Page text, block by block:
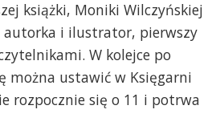
książki, Moniki Wilczyńskiej
autorka i ilustrator, pierwszy
W kolejce po
można ustawić w Księgarni
rozpocznie się o 11 i potrwa